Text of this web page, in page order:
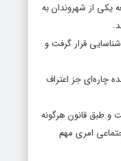
یکی از شهروندان به
قرار گرفت و
چاره‌ای جز اعتراف
و طبق قانون هرگونه
امری مهم